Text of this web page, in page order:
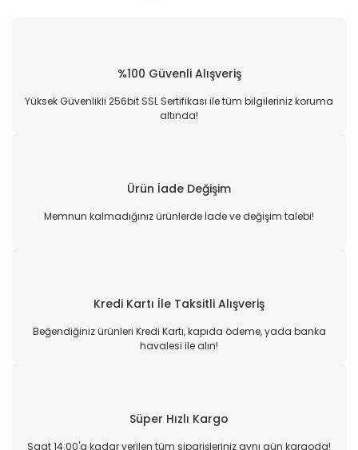
%100 Güvenli Alışveriş
Yüksek Güvenlikli 256bit SSL Sertifikası ile tüm bilgileriniz koruma
altında!
Ürün İade Değişim
Memnun kalmadığınız ürünlerde İade ve değişim talebi!
Kredi Kartı İle Taksitli Alışveriş
Beğendiğiniz ürünleri Kredi Kartı, kapıda ödeme, yada banka
havalesi ile alın!
Süper Hızlı Kargo
Saat 14:00'a kadar verilen tüm siparişleriniz aynı gün kargoda!